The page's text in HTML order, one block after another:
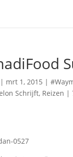
| mrt 1, 2015 |
Schrijft, Reizen |